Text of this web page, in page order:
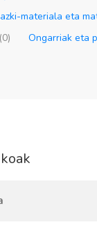
materiala eta
(0) Ongarriak eta